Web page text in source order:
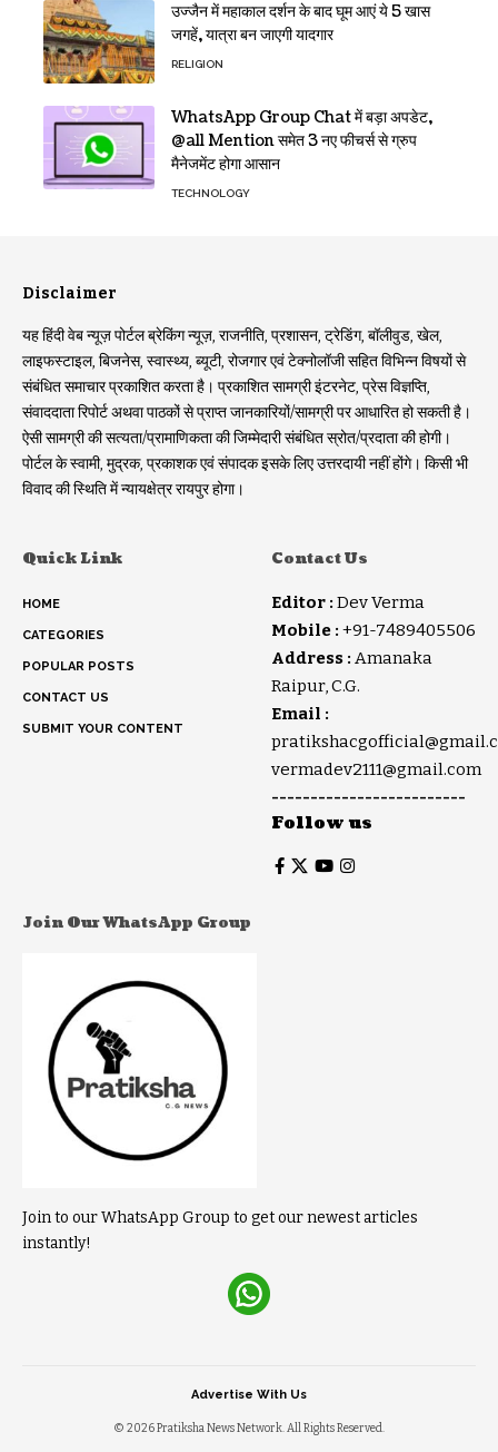
उज्जैन में महाकाल दर्शन के बाद घूम आएं ये 5 खास
जगहें, यात्रा बन जाएगी यादगार
RELIGION
WhatsApp Group Chat में बड़ा अपडेट,
@all Mention समेत 3 नए फीचर्स से ग्रुप
मैनेजमेंट होगा आसान
TECHNOLOGY
Disclaimer
यह हिंदी वेब न्यूज़ पोर्टल ब्रेकिंग न्यूज़, राजनीति, प्रशासन, ट्रेडिंग, बॉलीवुड, खेल,
लाइफस्टाइल, बिजनेस, स्वास्थ्य, ब्यूटी, रोजगार एवं टेक्नोलॉजी सहित विभिन्न विषयों से
संबंधित समाचार प्रकाशित करता है। प्रकाशित सामग्री इंटरनेट, प्रेस विज्ञप्ति,
संवाददाता रिपोर्ट अथवा पाठकों से प्राप्त जानकारियों/सामग्री पर आधारित हो सकती है।
ऐसी सामग्री की सत्यता/प्रामाणिकता की जिम्मेदारी संबंधित स्रोत/प्रदाता की होगी।
पोर्टल के स्वामी, मुद्रक, प्रकाशक एवं संपादक इसके लिए उत्तरदायी नहीं होंगे। किसी भी
विवाद की स्थिति में न्यायक्षेत्र रायपुर होगा।
Quick Link
HOME
CATEGORIES
POPULAR POSTS
CONTACT US
SUBMIT YOUR CONTENT
Contact Us
Editor : Dev Verma
Mobile : +91-7489405506
Address : Amanaka
Raipur, C.G.
Email :
vermadev2111@gmail.com
-------------------------
Follow us
Join Our WhatsApp Group
Join to our WhatsApp Group to get our newest articles
instantly!
© 2026 Pratiksha News Network. All Rights Reserved.
Advertise With Us